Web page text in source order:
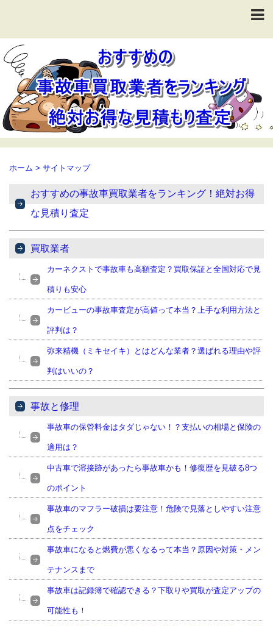
ホーム > サイトマップ
おすすめの事故車買取業者をランキング！絶対お得
な見積り査定
買取業者
カーネクストで事故車も高額査定？買取保証と全国対応で見
積りも安心
カービューの事故車査定が高値って本当？上手な利用方法と
評判は？
弥来精機（ミキセイキ）とはどんな業者？選ばれる理由や評
判はいいの？
事故と修理
事故車の保管料金はタダじゃない！？支払いの相場と保険の
適用は？
中古車で溶接跡があったら事故車かも！修復歴を見破る8つ
のポイント
事故車のマフラー破損は要注意！危険で見落としやすい注意
点をチェック
事故車になると燃費が悪くなるって本当？原因や対策・メン
テナンスまで
事故車は記録簿で確認できる？下取りや買取が査定アップの
可能性も！